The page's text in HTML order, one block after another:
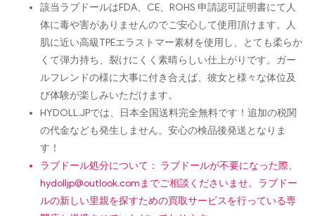
該当ラブドールはFDA、CE、ROHS 申請認可証明書にて人
体に毒や害がありませんのでご安心して使用頂けます。人
肌に近い高級TPEエラストマー素材を使用し、とても柔らか
くて弾力持ち、裂けにくく素晴らしい仕上がりです。ガー
ルフレンドの様に大事に付き合えば、彼女と様々な体位及
び体験が楽しみいただけます。
HYDOLL.JPでは、日本全国送料完全無料です！追加の税関
の代金なども発生しません。安心の検品後発送となりま
す！
ラブドール処分について： ラブドールが不要になった際、
hydolljp@outlook.comまでご相談くださいませ。ラブドー
ルの新しい里親を探すための買取サービスを行っている専